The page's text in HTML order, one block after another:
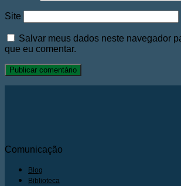
Site
Salvar meus dados neste navegador
que eu comentar.
Comunicação
Blog
Biblioteca